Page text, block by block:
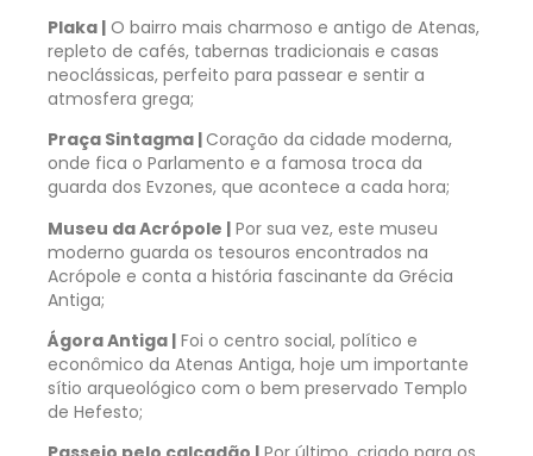
Plaka | O bairro mais charmoso e antigo de Atenas,
repleto de cafés, tabernas tradicionais e casas
neoclássicas, perfeito para passear e sentir a
atmosfera grega;
Praça Sintagma |Coração da cidade moderna,
onde fica o Parlamento e a famosa troca da
guarda dos Evzones, que acontece a cada hora;
Museu da Acrópole | Por sua vez, este museu
moderno guarda os tesouros encontrados na
Acrópole e conta a história fascinante da Grécia
Antiga;
Ágora Antiga | Foi o centro social, político e
econômico da Atenas Antiga, hoje um importante
sítio arqueológico com o bem preservado Templo
de Hefesto;